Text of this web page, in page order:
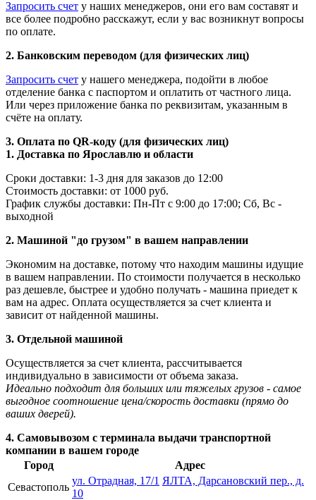
Запросить счет у наших менеджеров, они его вам составят и
все более подробно расскажут, если у вас возникнут вопросы
по оплате.
2. Банковским переводом (для физических лиц)
Запросить счет у нашего менеджера, подойти в любое
отделение банка с паспортом и оплатить от частного лица.
Или через приложение банка по реквизитам, указанным в
счёте на оплату.
3. Оплата по QR-коду (для физических лиц)
1. Доставка по Ярославлю и области
Сроки доставки: 1-3 дня для заказов до 12:00
Стоимость доставки: от 1000 руб.
График службы доставки: Пн-Пт с 9:00 до 17:00; Сб, Вс -
выходной
2. Машиной "до грузом" в вашем направлении
Экономим на доставке, потому что находим машины идущие
в вашем направлении. По стоимости получается в несколько
раз дешевле, быстрее и удобно получать - машина приедет к
вам на адрес. Оплата осуществляется за счет клиента и
зависит от найденной машины.
3. Отдельной машиной
Осуществляется за счет клиента, рассчитывается
индивидуально в зависимости от объема заказа.
Идеально подходит для больших или тяжелых грузов - самое
выгодное соотношение цена/скорость доставки (прямо до
ваших дверей).
4. Самовывозом с терминала выдачи транспортной
компании в вашем городе
Город
Адрес
Севастополь
ул. Отрадная, 17/1 ЯЛТА, Дарсановский пер., д.
10